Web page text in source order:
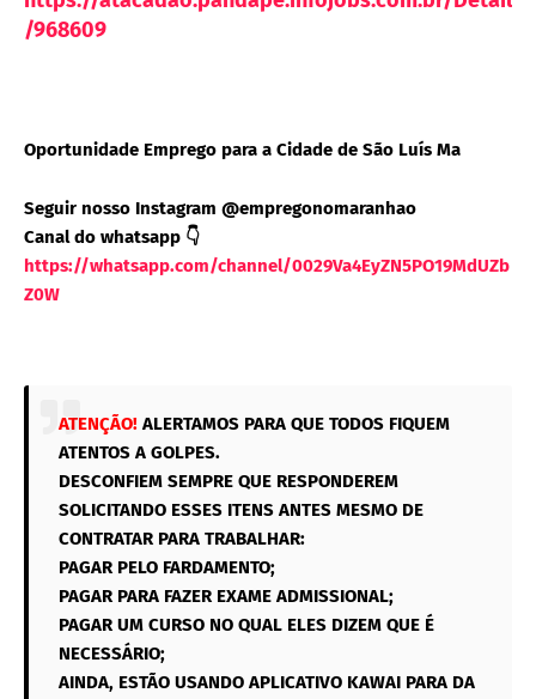
/968609
Oportunidade Emprego para a Cidade de São Luís Ma
Seguir nosso Instagram @empregonomaranhao
Canal do whatsapp 👇
https://whatsapp.com/channel/0029Va4EyZN5PO19MdUZb
Z0W
ATENÇÃO! ALERTAMOS PARA QUE TODOS FIQUEM
ATENTOS A GOLPES.
DESCONFIEM SEMPRE QUE RESPONDEREM
SOLICITANDO ESSES ITENS ANTES MESMO DE
CONTRATAR PARA TRABALHAR:
PAGAR PELO FARDAMENTO;
PAGAR PARA FAZER EXAME ADMISSIONAL;
PAGAR UM CURSO NO QUAL ELES DIZEM QUE É
NECESSÁRIO;
AINDA, ESTÃO USANDO APLICATIVO KAWAI PARA DA